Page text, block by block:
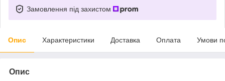
Замовлення під захистом
Опис Характеристики Доставка Оплата Умови
Опис